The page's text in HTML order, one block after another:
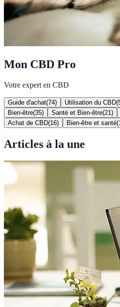
Mon CBD Pro
Votre expert en CBD
Guide d'achat(74) Utilisation du CBD(
Bien-être(35) Santé et Bien-être(21 )
Achat de CBD(16) Bien-être et santé(
Articles à la une